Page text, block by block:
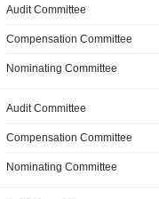
Audit Committee
Compensation Committee
Nominating Committee
Audit Committee
Compensation Committee
Nominating Committee